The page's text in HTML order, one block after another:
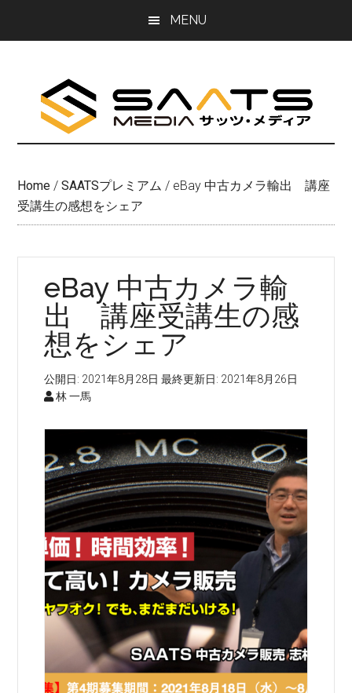
MENU
Home / SAATSプレミアム / eBay 中古カメラ輸出 講座
受講生の感想をシェア
eBay 中古カメラ輸
出 講座受講生の感
想をシェア
公開日: 2021年8月28日 最終更新日: 2021年8月26日
林 一馬